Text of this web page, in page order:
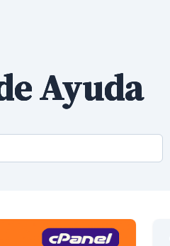
Ayuda